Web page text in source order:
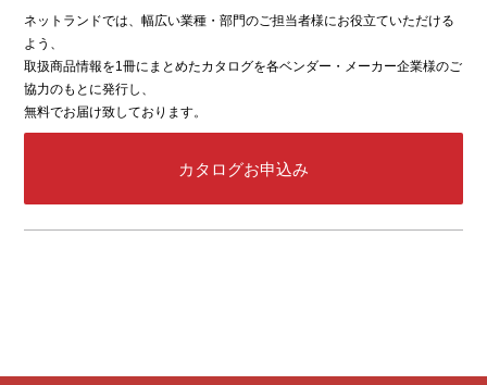
ネットランドでは、幅広い業種・部門のご担当者様にお役立ていただける
よう、
取扱商品情報を1冊にまとめたカタログを各ベンダー・メーカー企業様のご
協力のもとに発行し、
無料でお届け致しております。
カタログお申込み